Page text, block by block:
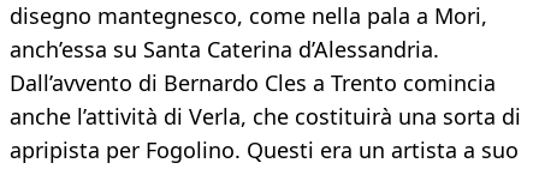
disegno mantegnesco, come nella pala a Mori,
anch’essa su Santa Caterina d’Alessandria.
Dall’avvento di Bernardo Cles a Trento comincia
anche l’attività di Verla, che costituirà una sorta di
apripista per Fogolino. Questi era un artista a suo